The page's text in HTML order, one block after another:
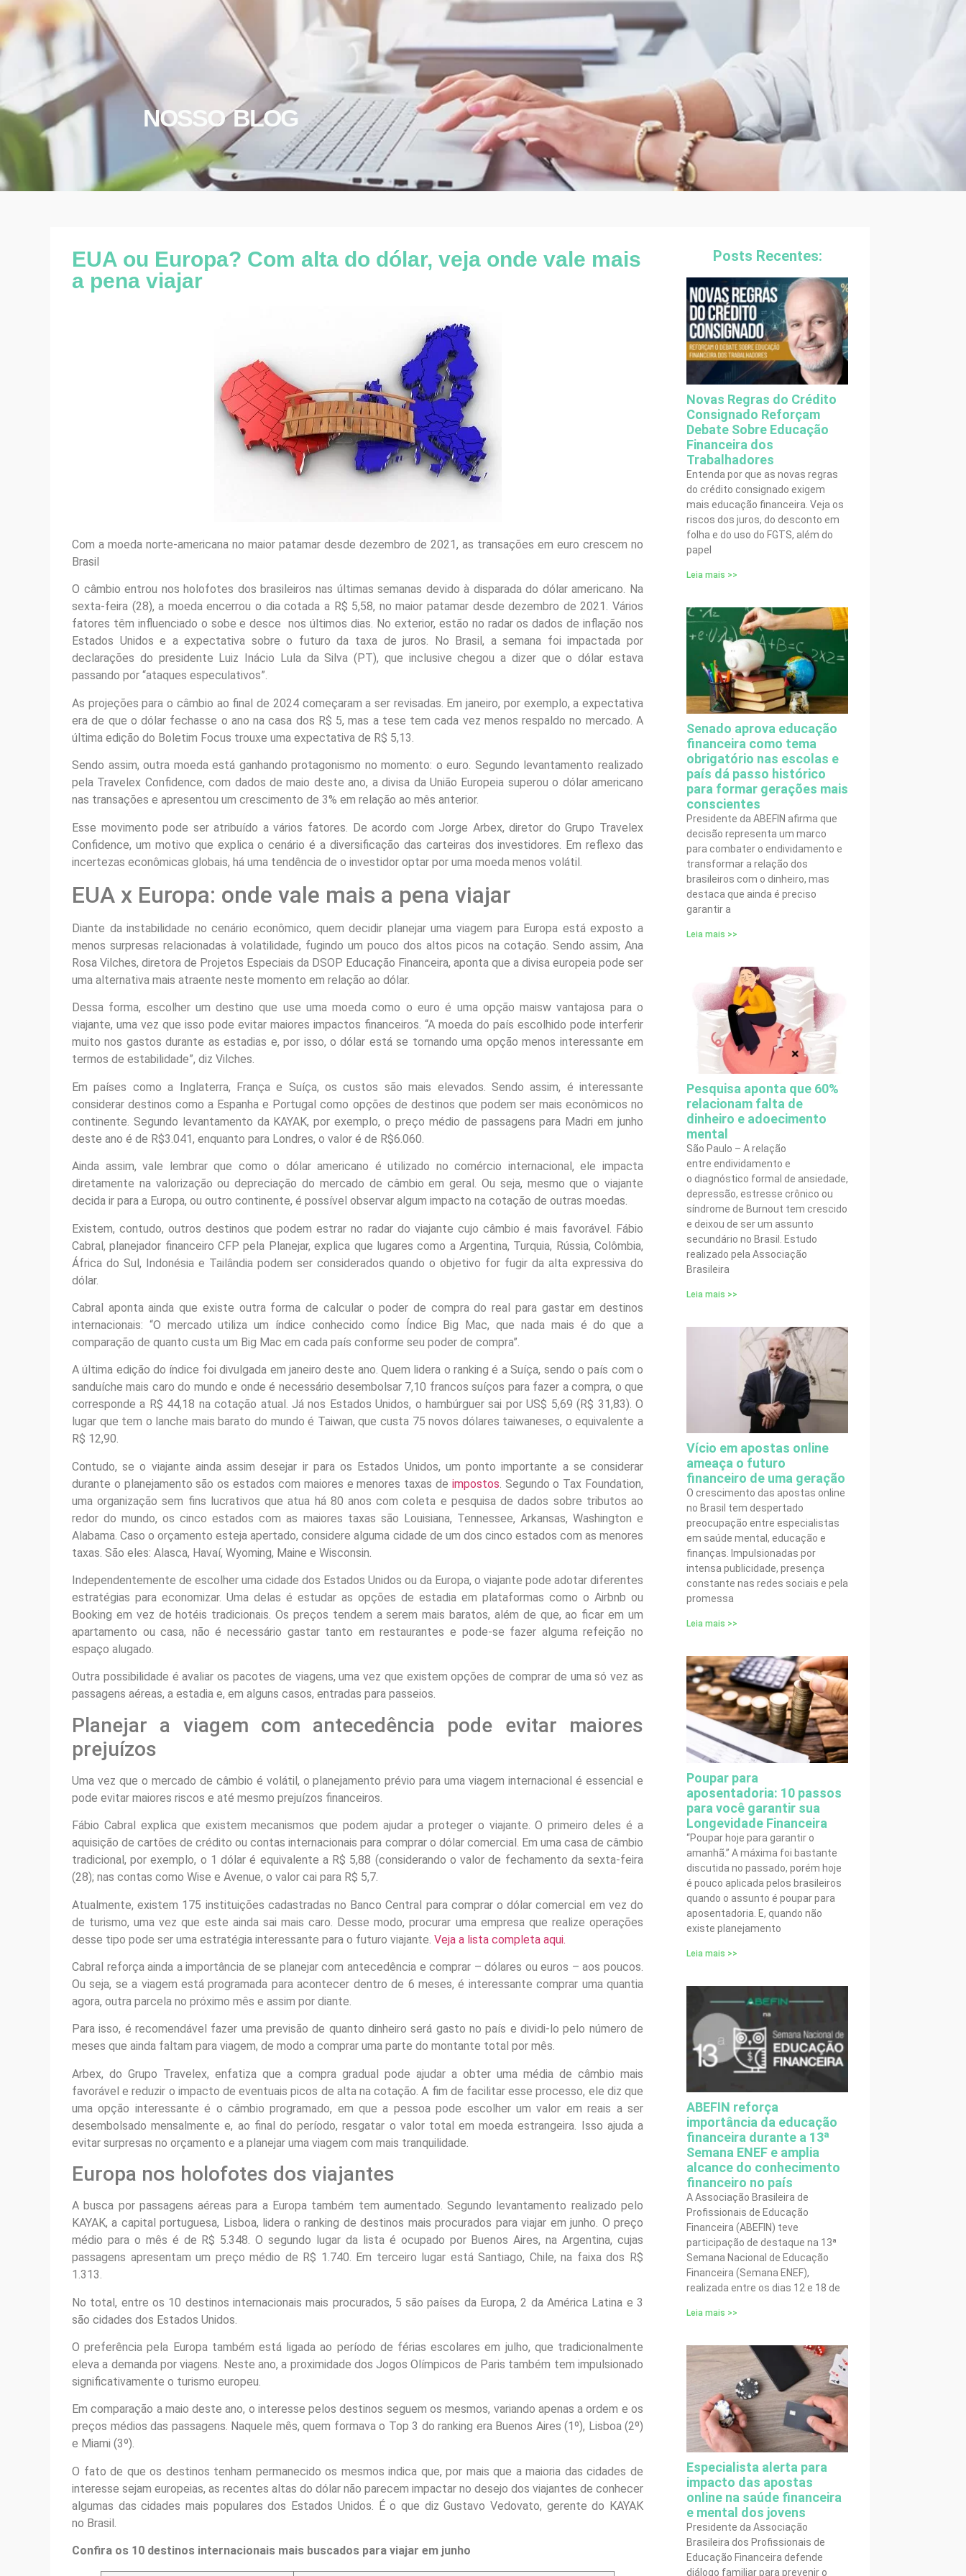
NOSSO BLOG
EUA ou Europa? Com alta do dólar, veja onde vale mais
a pena viajar
Com a moeda norte-americana no maior patamar desde dezembro de 2021, as transações em euro crescem no
Brasil
O câmbio entrou nos holofotes dos brasileiros nas últimas semanas devido à disparada do dólar americano. Na
sexta-feira (28), a moeda encerrou o dia cotada a R$ 5,58, no maior patamar desde dezembro de 2021. Vários
fatores têm influenciado o sobe e desce nos últimos dias. No exterior, estão no radar os dados de inflação nos
Estados Unidos e a expectativa sobre o futuro da taxa de juros. No Brasil, a semana foi impactada por
declarações do presidente Luiz Inácio Lula da Silva (PT), que inclusive chegou a dizer que o dólar estava
passando por “ataques especulativos”.
As projeções para o câmbio ao final de 2024 começaram a ser revisadas. Em janeiro, por exemplo, a expectativa
era de que o dólar fechasse o ano na casa dos R$ 5, mas a tese tem cada vez menos respaldo no mercado. A
última edição do Boletim Focus trouxe uma expectativa de R$ 5,13.
Sendo assim, outra moeda está ganhando protagonismo no momento: o euro. Segundo levantamento realizado
pela Travelex Confidence, com dados de maio deste ano, a divisa da União Europeia superou o dólar americano
nas transações e apresentou um crescimento de 3% em relação ao mês anterior.
Esse movimento pode ser atribuído a vários fatores. De acordo com Jorge Arbex, diretor do Grupo Travelex
Confidence, um motivo que explica o cenário é a diversificação das carteiras dos investidores. Em reflexo das
incertezas econômicas globais, há uma tendência de o investidor optar por uma moeda menos volátil.
EUA x Europa: onde vale mais a pena viajar
Diante da instabilidade no cenário econômico, quem decidir planejar uma viagem para Europa está exposto a
menos surpresas relacionadas à volatilidade, fugindo um pouco dos altos picos na cotação. Sendo assim, Ana
Rosa Vilches, diretora de Projetos Especiais da DSOP Educação Financeira, aponta que a divisa europeia pode ser
uma alternativa mais atraente neste momento em relação ao dólar.
Dessa forma, escolher um destino que use uma moeda como o euro é uma opção maisw vantajosa para o
viajante, uma vez que isso pode evitar maiores impactos financeiros. “A moeda do país escolhido pode interferir
muito nos gastos durante as estadias e, por isso, o dólar está se tornando uma opção menos interessante em
termos de estabilidade”, diz Vilches.
Em países como a Inglaterra, França e Suíça, os custos são mais elevados. Sendo assim, é interessante
considerar destinos como a Espanha e Portugal como opções de destinos que podem ser mais econômicos no
continente. Segundo levantamento da KAYAK, por exemplo, o preço médio de passagens para Madri em junho
deste ano é de R$3.041, enquanto para Londres, o valor é de R$6.060.
Ainda assim, vale lembrar que como o dólar americano é utilizado no comércio internacional, ele impacta
diretamente na valorização ou depreciação do mercado de câmbio em geral. Ou seja, mesmo que o viajante
decida ir para a Europa, ou outro continente, é possível observar algum impacto na cotação de outras moedas.
Existem, contudo, outros destinos que podem estrar no radar do viajante cujo câmbio é mais favorável. Fábio
Cabral, planejador financeiro CFP pela Planejar, explica que lugares como a Argentina, Turquia, Rússia, Colômbia,
África do Sul, Indonésia e Tailândia podem ser considerados quando o objetivo for fugir da alta expressiva do
dólar.
Cabral aponta ainda que existe outra forma de calcular o poder de compra do real para gastar em destinos
internacionais: “O mercado utiliza um índice conhecido como Índice Big Mac, que nada mais é do que a
comparação de quanto custa um Big Mac em cada país conforme seu poder de compra”.
A última edição do índice foi divulgada em janeiro deste ano. Quem lidera o ranking é a Suíça, sendo o país com o
sanduíche mais caro do mundo e onde é necessário desembolsar 7,10 francos suíços para fazer a compra, o que
corresponde a R$ 44,18 na cotação atual. Já nos Estados Unidos, o hambúrguer sai por US$ 5,69 (R$ 31,83). O
lugar que tem o lanche mais barato do mundo é Taiwan, que custa 75 novos dólares taiwaneses, o equivalente a
R$ 12,90.
Contudo, se o viajante ainda assim desejar ir para os Estados Unidos, um ponto importante a se considerar
durante o planejamento são os estados com maiores e menores taxas de impostos . Segundo o Tax Foundation,
uma organização sem fins lucrativos que atua há 80 anos com coleta e pesquisa de dados sobre tributos ao
redor do mundo, os cinco estados com as maiores taxas são Louisiana, Tennessee, Arkansas, Washington e
Alabama. Caso o orçamento esteja apertado, considere alguma cidade de um dos cinco estados com as menores
taxas. São eles: Alasca, Havaí, Wyoming, Maine e Wisconsin.
Independentemente de escolher uma cidade dos Estados Unidos ou da Europa, o viajante pode adotar diferentes
estratégias para economizar. Uma delas é estudar as opções de estadia em plataformas como o Airbnb ou
Booking em vez de hotéis tradicionais. Os preços tendem a serem mais baratos, além de que, ao ficar em um
apartamento ou casa, não é necessário gastar tanto em restaurantes e pode-se fazer alguma refeição no
espaço alugado.
Outra possibilidade é avaliar os pacotes de viagens, uma vez que existem opções de comprar de uma só vez as
passagens aéreas, a estadia e, em alguns casos, entradas para passeios.
Planejar a viagem com antecedência pode evitar maiores
prejuízos
Uma vez que o mercado de câmbio é volátil, o planejamento prévio para uma viagem internacional é essencial e
pode evitar maiores riscos e até mesmo prejuízos financeiros.
Fábio Cabral explica que existem mecanismos que podem ajudar a proteger o viajante. O primeiro deles é a
aquisição de cartões de crédito ou contas internacionais para comprar o dólar comercial. Em uma casa de câmbio
tradicional, por exemplo, o 1 dólar é equivalente a R$ 5,88 (considerando o valor de fechamento da sexta-feira
(28); nas contas como Wise e Avenue, o valor cai para R$ 5,7.
Atualmente, existem 175 instituições cadastradas no Banco Central para comprar o dólar comercial em vez do
de turismo, uma vez que este ainda sai mais caro. Desse modo, procurar uma empresa que realize operações
desse tipo pode ser uma estratégia interessante para o futuro viajante. Veja a lista completa aqui.
Cabral reforça ainda a importância de se planejar com antecedência e comprar – dólares ou euros – aos poucos.
Ou seja, se a viagem está programada para acontecer dentro de 6 meses, é interessante comprar uma quantia
agora, outra parcela no próximo mês e assim por diante.
Para isso, é recomendável fazer uma previsão de quanto dinheiro será gasto no país e dividi-lo pelo número de
meses que ainda faltam para viagem, de modo a comprar uma parte do montante total por mês.
Arbex, do Grupo Travelex, enfatiza que a compra gradual pode ajudar a obter uma média de câmbio mais
favorável e reduzir o impacto de eventuais picos de alta na cotação. A fim de facilitar esse processo, ele diz que
uma opção interessante é o câmbio programado, em que a pessoa pode escolher um valor em reais a ser
desembolsado mensalmente e, ao final do período, resgatar o valor total em moeda estrangeira. Isso ajuda a
evitar surpresas no orçamento e a planejar uma viagem com mais tranquilidade.
Europa nos holofotes dos viajantes
A busca por passagens aéreas para a Europa também tem aumentado. Segundo levantamento realizado pelo
KAYAK, a capital portuguesa, Lisboa, lidera o ranking de destinos mais procurados para viajar em junho. O preço
médio para o mês é de R$ 5.348. O segundo lugar da lista é ocupado por Buenos Aires, na Argentina, cujas
passagens apresentam um preço médio de R$ 1.740. Em terceiro lugar está Santiago, Chile, na faixa dos R$
1.313.
No total, entre os 10 destinos internacionais mais procurados, 5 são países da Europa, 2 da América Latina e 3
são cidades dos Estados Unidos.
O preferência pela Europa também está ligada ao período de férias escolares em julho, que tradicionalmente
eleva a demanda por viagens. Neste ano, a proximidade dos Jogos Olímpicos de Paris também tem impulsionado
significativamente o turismo europeu.
Em comparação a maio deste ano, o interesse pelos destinos seguem os mesmos, variando apenas a ordem e os
preços médios das passagens. Naquele mês, quem formava o Top 3 do ranking era Buenos Aires (1º), Lisboa (2º)
e Miami (3º).
O fato de que os destinos tenham permanecido os mesmos indica que, por mais que a maioria das cidades de
interesse sejam europeias, as recentes altas do dólar não parecem impactar no desejo dos viajantes de conhecer
algumas das cidades mais populares dos Estados Unidos. É o que diz Gustavo Vedovato, gerente do KAYAK
no Brasil.
Confira os 10 destinos internacionais mais buscados para viajar em junho
Posts Recentes:
Novas Regras do Crédito
Consignado Reforçam
Debate Sobre Educação
Financeira dos
Trabalhadores
Entenda por que as novas regras
do crédito consignado exigem
mais educação financeira. Veja os
riscos dos juros, do desconto em
folha e do uso do FGTS, além do
papel
Leia mais >>
Senado aprova educação
financeira como tema
obrigatório nas escolas e
país dá passo histórico
para formar gerações mais
conscientes
Presidente da ABEFIN afirma que
decisão representa um marco
para combater o endividamento e
transformar a relação dos
brasileiros com o dinheiro, mas
destaca que ainda é preciso
garantir a
Leia mais >>
Pesquisa aponta que 60%
relacionam falta de
dinheiro e adoecimento
mental
São Paulo – A relação
entre endividamento e
o diagnóstico formal de ansiedade,
depressão, estresse crônico ou
síndrome de Burnout tem crescido
e deixou de ser um assunto
secundário no Brasil. Estudo
realizado pela Associação
Brasileira
Leia mais >>
Vício em apostas online
ameaça o futuro
financeiro de uma geração
O crescimento das apostas online
no Brasil tem despertado
preocupação entre especialistas
em saúde mental, educação e
finanças. Impulsionadas por
intensa publicidade, presença
constante nas redes sociais e pela
promessa
Leia mais >>
Poupar para
aposentadoria: 10 passos
para você garantir sua
Longevidade Financeira
“Poupar hoje para garantir o
amanhã.” A máxima foi bastante
discutida no passado, porém hoje
é pouco aplicada pelos brasileiros
quando o assunto é poupar para
aposentadoria. E, quando não
existe planejamento
Leia mais >>
ABEFIN reforça
importância da educação
financeira durante a 13ª
Semana ENEF e amplia
alcance do conhecimento
financeiro no país
A Associação Brasileira de
Profissionais de Educação
Financeira (ABEFIN) teve
participação de destaque na 13ª
Semana Nacional de Educação
Financeira (Semana ENEF),
realizada entre os dias 12 e 18 de
Leia mais >>
Especialista alerta para
impacto das apostas
online na saúde financeira
e mental dos jovens
Presidente da Associação
Brasileira dos Profissionais de
Educação Financeira defende
diálogo familiar para prevenir o